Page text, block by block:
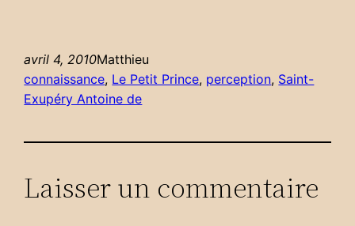
avril 4, 2010Matthieu
connaissance, Le Petit Prince, perception, Saint-
Exupéry Antoine de
Laisser un commentaire